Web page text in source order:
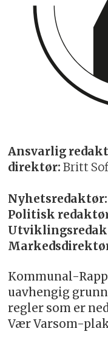
Ansvarlig
direktør: Britt
Nyhetsredaktør:
Politisk
Kommunal-
uavhengig
regler som er
Vær Varsom-